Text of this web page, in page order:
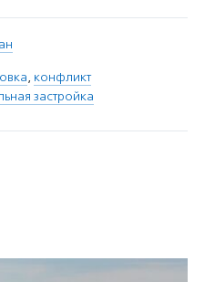
, конфликт
застройка